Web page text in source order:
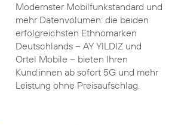
Modernster Mobilfunkstandard und
mehr Datenvolumen: die beiden
erfolgreichsten Ethnomarken
Deutschlands – AY YILDIZ und
Ortel Mobile – bieten Ihren
Kund:innen ab sofort 5G und mehr
Leistung ohne Preisaufschlag.